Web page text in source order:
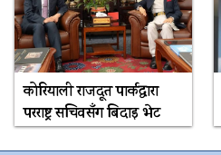
कोरियाली राजदूत पार्कद्वारा
परराष्ट्र सचिवसँग बिदाइ भेट